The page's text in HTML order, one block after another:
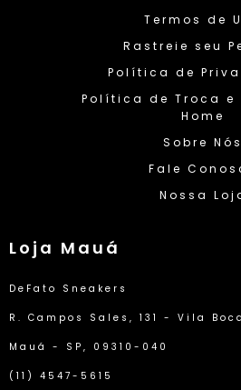
Termos de
Rastreie seu
Política de
Política de Troca e
Home
Sobre Nós
Fale
Nossa
Loja Mauá
DeFato Sneakers
R. Campos Sales, 131 - Vila
Mauá - SP, 09310-040
(11) 4547-5615